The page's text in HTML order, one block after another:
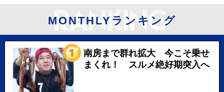
MONTHLYランキング
南房まで群れ拡大 今こそ乗せ
まくれ！ スルメ絶好期突入へ